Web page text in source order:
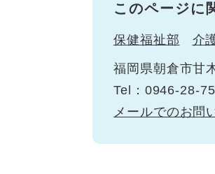
このページに
保健福祉部 介
福岡県朝倉市甘
Tel：0946-28-
メールでのお問